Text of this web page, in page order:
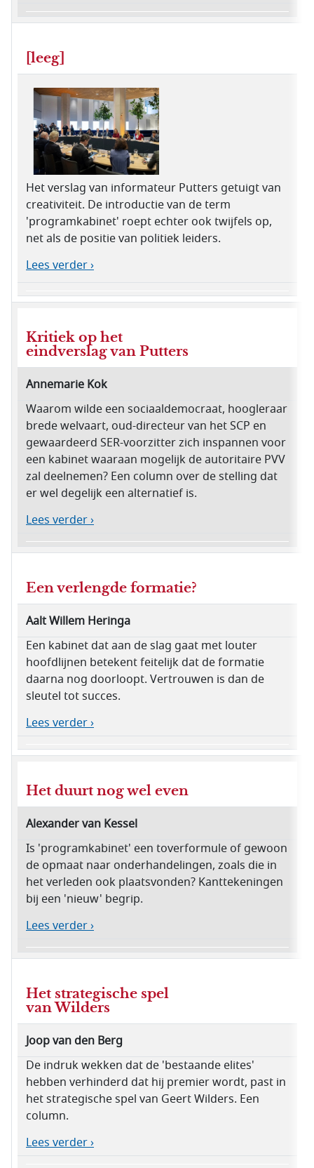
[leeg]
Het verslag van informateur Putters getuigt van
creativiteit. De introductie van de term
'programkabinet' roept echter ook twijfels op,
net als de positie van politiek leiders.
Lees verder ›
Kritiek op het
eindverslag van Putters
Annemarie Kok
Waarom wilde een sociaaldemocraat, hoogleraar
brede welvaart, oud-directeur van het SCP en
gewaardeerd SER-voorzitter zich inspannen voor
een kabinet waaraan mogelijk de autoritaire PVV
zal deelnemen? Een column over de stelling dat
er wel degelijk een alternatief is.
Lees verder ›
Een verlengde formatie?
Aalt Willem Heringa
Een kabinet dat aan de slag gaat met louter
hoofdlijnen betekent feitelijk dat de formatie
daarna nog doorloopt. Vertrouwen is dan de
sleutel tot succes.
Lees verder ›
Het duurt nog wel even
Alexander van Kessel
Is 'programkabinet' een toverformule of gewoon
de opmaat naar onderhandelingen, zoals die in
het verleden ook plaatsvonden? Kanttekeningen
bij een 'nieuw' begrip.
Lees verder ›
Het strategische spel
van Wilders
Joop van den Berg
De indruk wekken dat de 'bestaande elites'
hebben verhinderd dat hij premier wordt, past in
het strategische spel van Geert Wilders. Een
column.
Lees verder ›